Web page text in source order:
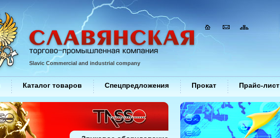
Slavic Commercial and industrial company
Каталог товаров Спецпредложения Прокат Прайс-лист